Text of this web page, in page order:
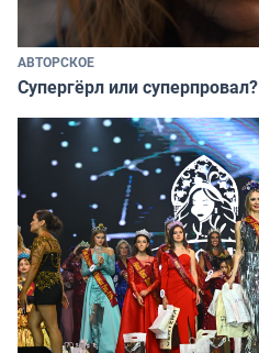
АВТОРСКОЕ
Супергёрл или суперпровал?